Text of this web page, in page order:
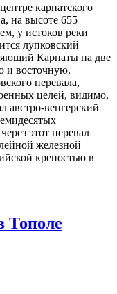
карпатского
на высоте 655
у истоков реки
лупковский
Карпаты на две
и восточную.
перевала,
целей, видимо,
австро-венгерский
этот перевал
железной
крепостью в
Тополе